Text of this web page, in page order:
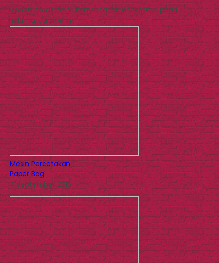
Mohon maaf, form komentar dinonaktifkan pada
halaman/artikel ini.
Mesin Percetakan
Paper Bag
4 September 2015